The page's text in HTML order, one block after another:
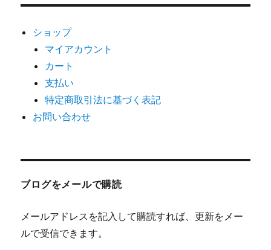
ショップ
マイアカウント
カート
支払い
特定商取引法に基づく表記
お問い合わせ
ブログをメールで購読
メールアドレスを記入して購読すれば、更新をメー
ルで受信できます。